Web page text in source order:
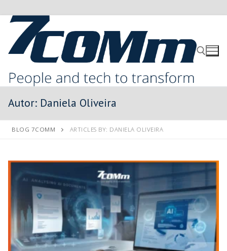
Autor: Daniela Oliveira
BLOG 7COMM ARTICLES BY: DANIELA OLIVEIRA